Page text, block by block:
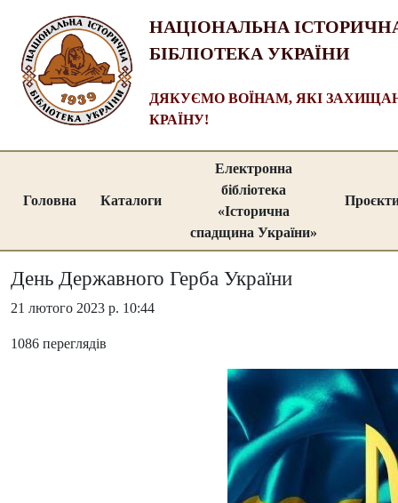
НАЦІОНАЛЬНА
БІБЛІОТЕКА УКРАЇНИ
ДЯКУЄМО ВОЇНАМ, ЯКІ
КРАЇНУ!
Головна Каталоги
Електронна
бібліотека
«Історична
спадщина України»
День Державного Герба України
21 лютого 2023 р. 10:44
1086 переглядів